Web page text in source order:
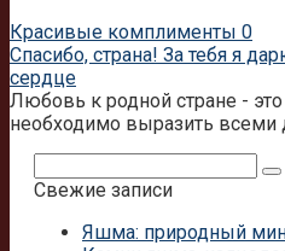
Красивые комплименты 0
Спасибо, страна! За тебя я
сердце
Любовь к родной стране - это
необходимо выразить всеми
Свежие записи
Яшма: природный